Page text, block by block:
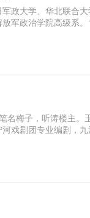
政大学、华北联合
军政治学院高级系
名梅子，听涛楼主
戏剧团专业编剧，